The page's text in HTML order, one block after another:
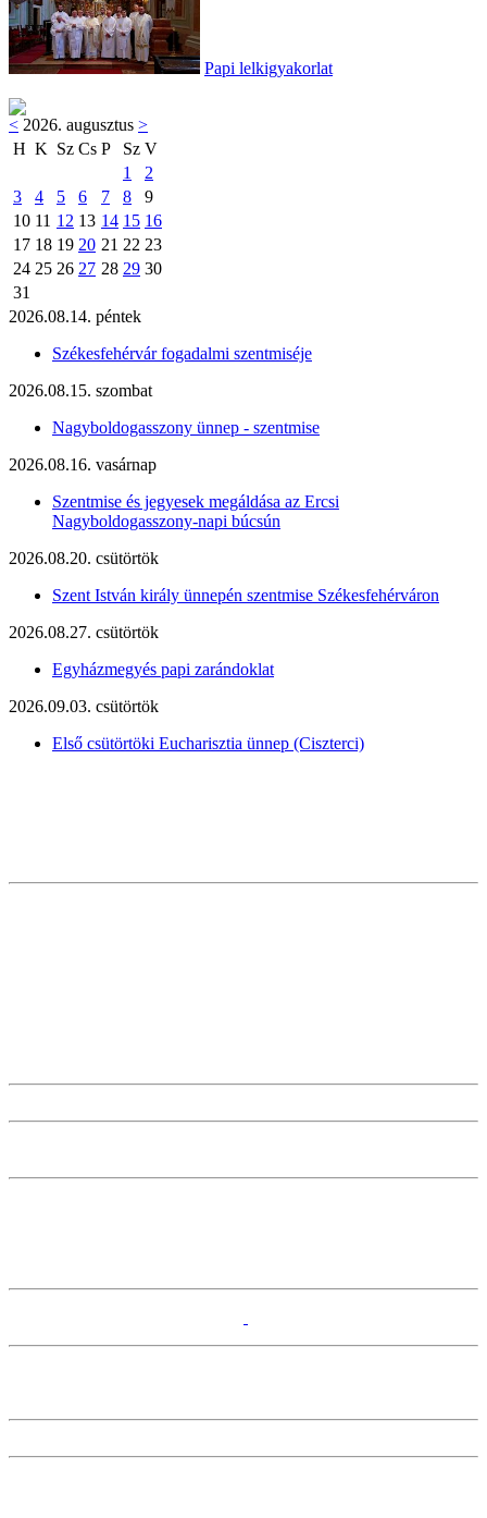
Papi lelkigyakorlat
< 2026. augusztus >
H K Sz Cs P Sz V
1
2
3
4 5 6 7 8
9
10 11 12 13 14 15 16
17 18 19 20 21 22 23
24 25 26 27 28 29 30
31
2026.08.14. péntek
Székesfehérvár fogadalmi szentmiséje
2026.08.15. szombat
Nagyboldogasszony ünnep - szentmise
2026.08.16. vasárnap
Szentmise és jegyesek megáldása az Ercsi
Nagyboldogasszony-napi búcsún
2026.08.20. csütörtök
Szent István király ünnepén szentmise Székesfehérváron
2026.08.27. csütörtök
Egyházmegyés papi zarándoklat
2026.09.03. csütörtök
Első csütörtöki Eucharisztia ünnep (Ciszterci)